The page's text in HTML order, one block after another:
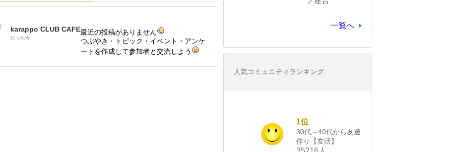
karappo CLUB CAFE
たった今
最近の投稿がありません
つぶやき・トピック・イベント・アンケ
ートを作成して参加者と交流しよう
一覧へ
人気コミュニティランキング
1位
30代～40代から友達
作り【友活】